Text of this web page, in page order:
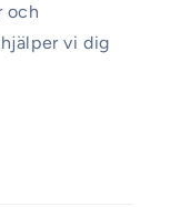
och
vi dig